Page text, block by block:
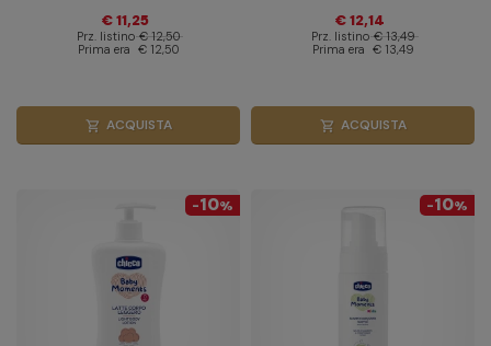
€ 11,25
Prz. listino € 12,50
Prima era € 12,50
shopping_cart ACQUISTA
€ 12,14
Prz. listino € 13,49
Prima era € 13,49
shopping_cart ACQUISTA
-10% -10%